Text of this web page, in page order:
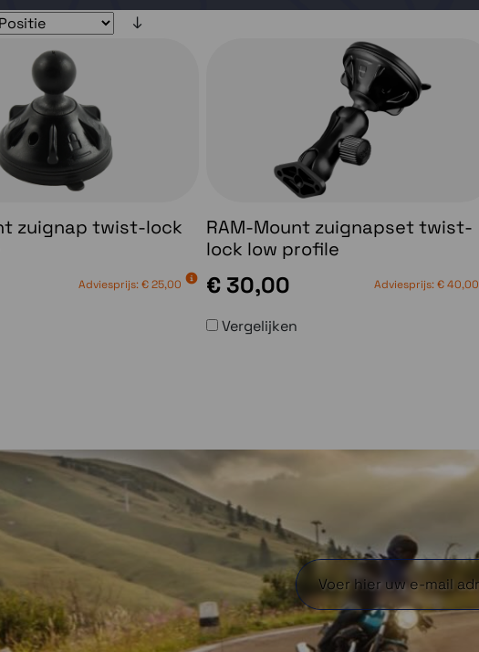
zuignap twist-lock
Adviesprijs:€ 25,00
RAM-Mount zuignapset twist-
lock low profile
€ 30,00 Adviesprijs:€ 40,00
Vergelijken